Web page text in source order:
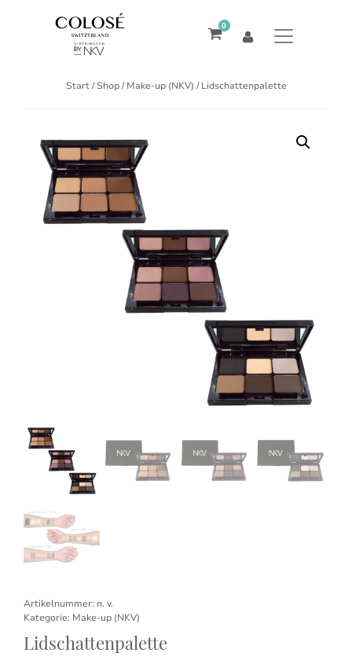
0
Start/Shop/Make-up (NKV) / Lidschattenpalette
Artikelnummer: n. v.
Kategorie: Make-up (NKV)
Lidschattenpalette